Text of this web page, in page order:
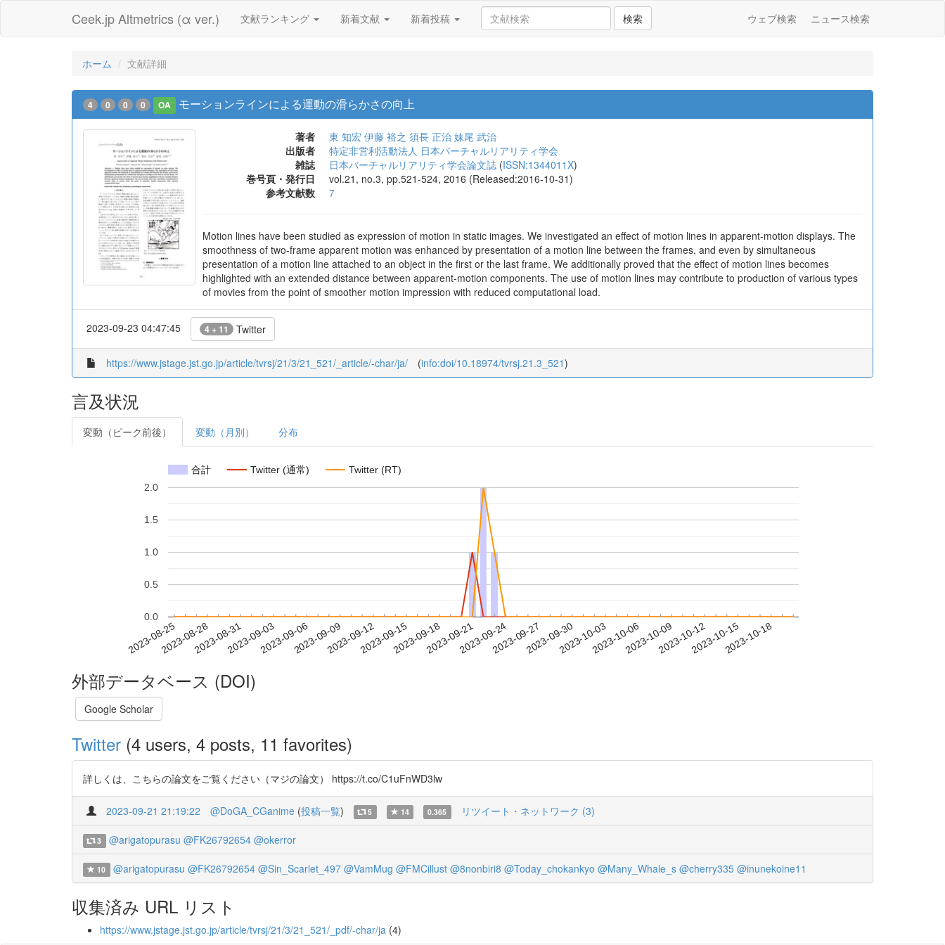
Ceek.jp Altmetrics (α ver.) 文献ランキング 新着文献 新着投稿 検索 ウェブ検索 ニュース検索
ホーム 文献詳細
4 0 0 0 OA モーションラインによる運動の滑らかさの向上
著者 東 知宏 伊藤 裕之 須長 正治 妹尾 武治
出版者
特定非営利活動法人 日本バーチャルリアリティ学会
雑誌
日本バーチャルリアリティ学会論文誌 (ISSN:1344011X)
巻号頁・発行日
vol.21, no.3, pp.521-524, 2016 (Released:2016-10-31)
参考文献数
7
Motion lines have been studied as expression of motion in static images. We investigated an effect of motion lines in apparent-motion displays. The
smoothness of two-frame apparent motion was enhanced by presentation of a motion line between the frames, and even by simultaneous
presentation of a motion line attached to an object in the first or the last frame. We additionally proved that the effect of motion lines becomes
highlighted with an extended distance between apparent-motion components. The use of motion lines may contribute to production of various types
of movies from the point of smoother motion impression with reduced computational load.
2023-09-23 04:47:45 4 + 11 Twitter
https://www.jstage.jst.go.jp/article/tvrsj/21/3/21_521/_article/-char/ja/ (info:doi/10.18974/tvrsj.21.3_521)
言及状況
変動（ピーク前後） 変動（月別） 分布
合計 Twitter (通常) Twitter (RT)
2023-08-252023-08-282023-08-312023-09-032023-09-062023-09-092023-09-122023-09-152023-09-182023-09-212023-09-242023-09-272023-09-302023-10-032023-10-062023-10-092023-10-122023-10-152023-10-18
0.0
0.5
1.0
1.5
2.0
外部データベース (DOI)
Google Scholar
Twitter (4 users, 4 posts, 11 favorites)
詳しくは、こちらの論文をご覧ください（マジの論文） https://t.co/C1uFnWD3lw
2023-09-21 21:19:22 @DoGA_CGanime (投稿一覧) 5 14 0.365 リツイート・ネットワーク (3)
3 @arigatopurasu @FK26792654 @okerror
10 @arigatopurasu @FK26792654 @Sin_Scarlet_497 @VamMug @FMCillust @8nonbiri8 @Today_chokankyo @Many_Whale_s @cherry335 @inunekoine11
収集済み URL リスト
https://www.jstage.jst.go.jp/article/tvrsj/21/3/21_521/_pdf/-char/ja (4)